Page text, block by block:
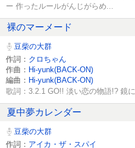
ー 作ったルールがんじがらめ...
裸のマーメード
豆柴の大群
作詞： クロちゃん
作曲： Hi-yunk(BACK-ON)
編曲： Hi-yunk(BACK-ON)
歌詞：3.2.1 GO!! 淡い恋の物語!? 鏡
夏中夢カレンダー
豆柴の大群
作詞： アイカ・ザ・スパイ